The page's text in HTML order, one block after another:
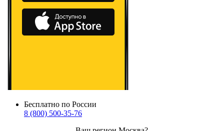
Бесплатно по России
8 (800) 500-35-76